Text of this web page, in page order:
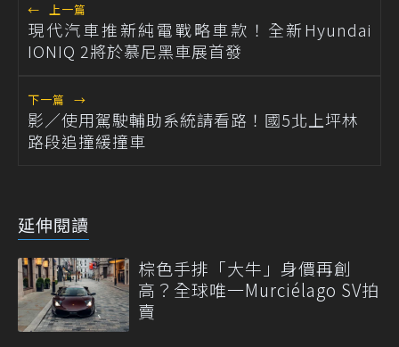
← 上一篇
現代汽車推新純電戰略車款！全新Hyundai
IONIQ 2將於慕尼黑車展首發
下一篇 →
影／使用駕駛輔助系統請看路！國5北上坪林
路段追撞緩撞車
延伸閱讀
棕色手排「大牛」身價再創
高？全球唯一Murciélago SV拍
賣